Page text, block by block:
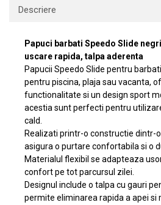
Descriere
Papuci barbati Speedo Slide
uscare rapida, talpa aderenta
Papucii Speedo Slide pentru
pentru piscina, plaja sau vacanta,
functionalitate si un design sport
acestia sunt perfecti pentru
cald.
Realizati printr-o constructie dintr-
asigura o purtare confortabila si o
Materialul flexibil se adapteaza
confort pe tot parcursul zilei.
Designul include o talpa cu gauri
permite eliminarea rapida a apei si